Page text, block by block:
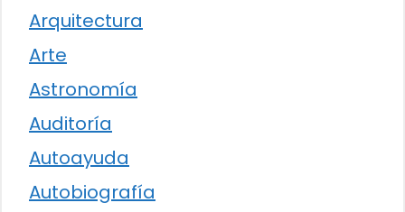
Arquitectura
Arte
Astronomía
Auditoría
Autoayuda
Autobiografía